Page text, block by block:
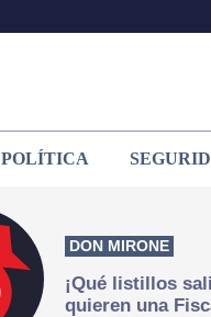
POLÍTICA
DON MIRONE
¡Qué listillos
quieren una